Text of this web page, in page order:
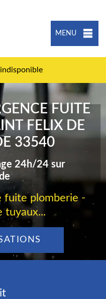
MENU
indisponible
FUITE
FELIX DE
33540
24h/24 sur
fuite plomberie -
tuyaux...